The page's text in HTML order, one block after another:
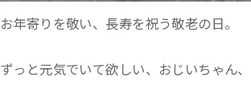
お年寄りを敬い、長寿を祝う敬老の日。
ずっと元気でいて欲しい、おじいちゃん